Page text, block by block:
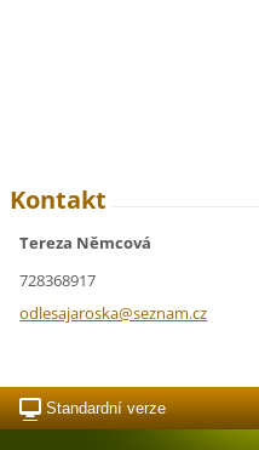
Kontakt
Tereza Němcová
728368917
odlesajaroska@seznam.cz
Standardní verze